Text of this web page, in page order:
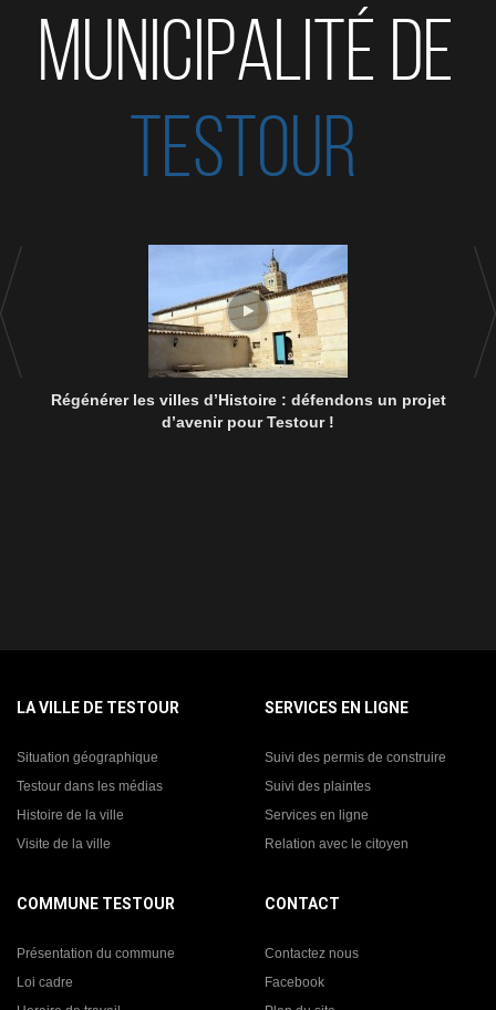
MUNICIPALITÉ DE
TESTOUR
Régénérer les villes d’Histoire : défendons un projet
d’avenir pour Testour !
LA VILLE DE TESTOUR
Situation géographique
Testour dans les médias
Histoire de la ville
Visite de la ville
SERVICES EN LIGNE
Suivi des permis de construire
Suivi des plaintes
Services en ligne
Relation avec le citoyen
COMMUNE TESTOUR
Présentation du commune
Loi cadre
CONTACT
Contactez nous
Facebook